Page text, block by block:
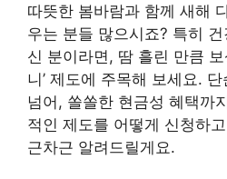
따뜻한 봄바람과 함께 새해
우는 분들 많으시죠? 특히
신 분이라면, 땀 흘린 만큼
니’ 제도에 주목해 보세요.
넘어, 쏠쏠한 현금성 혜택까
적인 제도를 어떻게 신청하
근차근 알려드릴게요.